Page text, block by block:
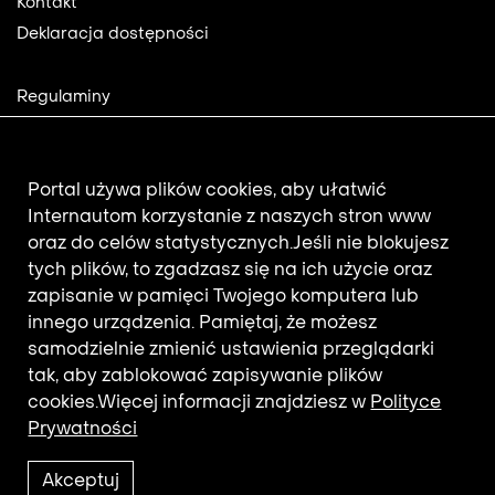
Kontakt
Deklaracja dostępności
Footer
2
Regulaminy
Aktualności
Newsletter
Adres e-mail subskrybenta.
Otrzymuj nowości z filmotekaslaska.com
Portal używa plików cookies, aby ułatwić
Internautom korzystanie z naszych stron www
oraz do celów statystycznych.Jeśli nie blokujesz
tych plików, to zgadzasz się na ich użycie oraz
zapisanie w pamięci Twojego komputera lub
innego urządzenia. Pamiętaj, że możesz
samodzielnie zmienić ustawienia przeglądarki
tak, aby zablokować zapisywanie plików
cookies.Więcej informacji znajdziesz w Polityce
Prywatności
Akceptuj